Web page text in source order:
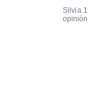
Silvia 1
opinión